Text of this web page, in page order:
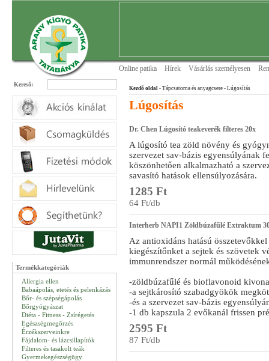
Online patika Hírek Vásárlás személyesen
Keresõ:
Termékkategóriák
Allergia ellen
Babaápolás, etetés és pelenkázás
Bőr- és szépségápolás
Bőrgyógyászat
Diéta - Fitness - Zsírégetés
Egészségmegőrzés
Érzékszerveinkre
Fájdalom- és lázcsillapítók
Filteres és tasakolt teák
Gyermekegészségügy
Kezdõ oldal - Tápcsatorna és anyagcsere - Lúgosítás
Lúgosítás
Dr. Chen Lúgosító teakeverék filteres 20x
A lúgosító tea zöld növény és
szervezet sav-bázis egyensúlyának
köszönhetően alkalmazható a
savasító hatások ellensúlyozására.
1285 Ft
64 Ft/db
Interherb NAPI1 Zöldbúzafűlé Extraktum
Az antioxidáns hatású
kiegészítőnket a sejtek és szövetek
immunrendszer normál
-zöldbúzafűlé és bioflavonoid
-a sejtkárosító szabadgyökök
-és a szervezet sav-bázis
-1 db kapszula 2 evőkanál frissen
2595 Ft
87 Ft/db